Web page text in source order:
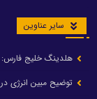
سایر عناوین
هلدینگ خلیج فارس:
توضیح مبین انرژی